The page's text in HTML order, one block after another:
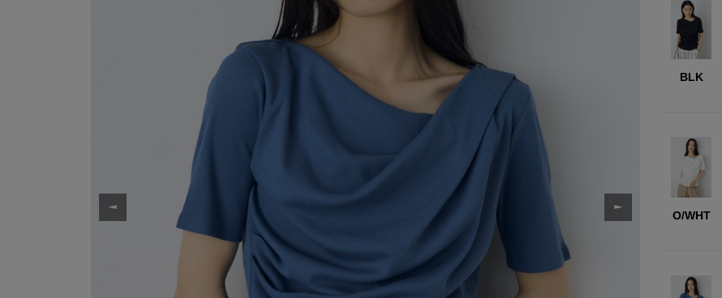
BLK
O/WHT